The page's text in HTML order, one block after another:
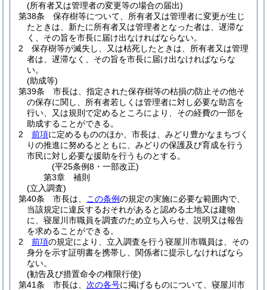
(所有者又は管理者の変更等の場合の届出)
第38条
保存樹等について、所有者又は管理者に変更が生じ
たときは、新たに所有者又は管理者となった者は、遅滞な
く、その旨を市長に届け出なければならない。
2
保存樹等が滅失し、又は枯死したときは、所有者又は管理
者は、遅滞なく、その旨を市長に届け出なければならな
い。
(助成等)
第39条
市長は、指定された保存樹等の枯損の防止その他そ
の保存に関し、所有者若しくは管理者に対し必要な助言を
行い、又は規則で定めるところにより、その経費の一部を
助成することができる。
2
前項に定めるもののほか、市長は、みどり豊かなまちづく
りの推進に努めるとともに、みどりの保護及び育成を行う
市民に対し必要な援助を行うものとする。
(平25条例8・一部改正)
第3章
補則
(立入調査)
第40条
市長は、 この条例の規定の実施に必要な範囲内で、
当該規定に違反するおそれがあると認める土地又は建物
に、寝屋川市職員を調査のため立ち入らせ、説明又は報告
を求めることができる。
2
前項の規定により、立入調査を行う寝屋川市職員は、その
身分を示す証明書を携帯し、関係者に提示しなければなら
ない。
(勧告及び措置命令の権限行使)
第41条
市長は、 次の各号に掲げるものについて、寝屋川市